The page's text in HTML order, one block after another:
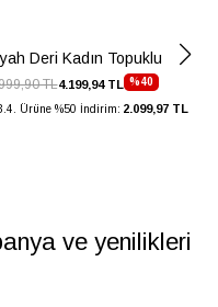
Deri Kadın Topuklu Bot
%40
4.199,94 TL
TL
Ürüne %50 İndirim: 2.099,97 TL
ve yenilikleri